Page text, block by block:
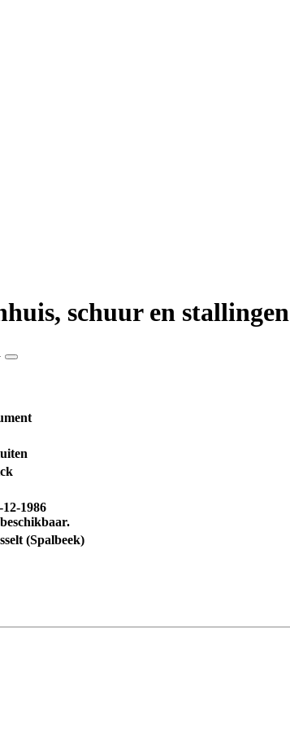
schuur en stallingen
12-1986
(Spalbeek)